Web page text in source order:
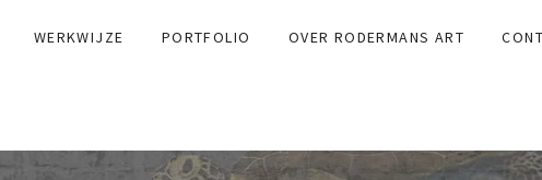
WERKWIJZE PORTFOLIO OVER RODERMANS ART